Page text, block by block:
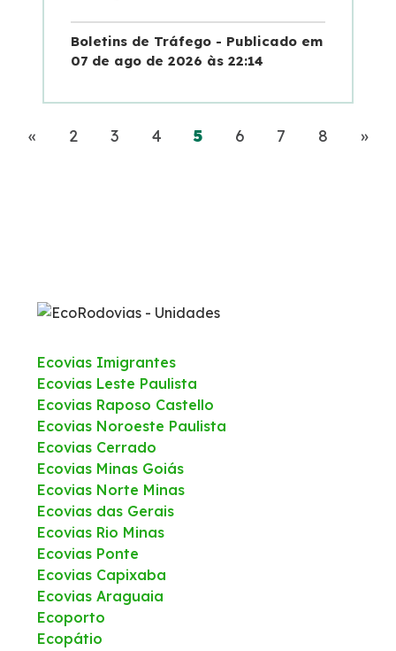
Boletins de Tráfego - Publicado em
07 de ago de 2026 às 22:14
«Anterior
2 3 4 5 (current)
6 7 8 »
Ecovias Imigrantes
Ecovias Leste Paulista
Ecovias Raposo Castello
Ecovias Noroeste Paulista
Ecovias Cerrado
Ecovias Minas Goiás
Ecovias Norte Minas
Ecovias das Gerais
Ecovias Rio Minas
Ecovias Ponte
Ecovias Capixaba
Ecovias Araguaia
Ecoporto
Ecopátio